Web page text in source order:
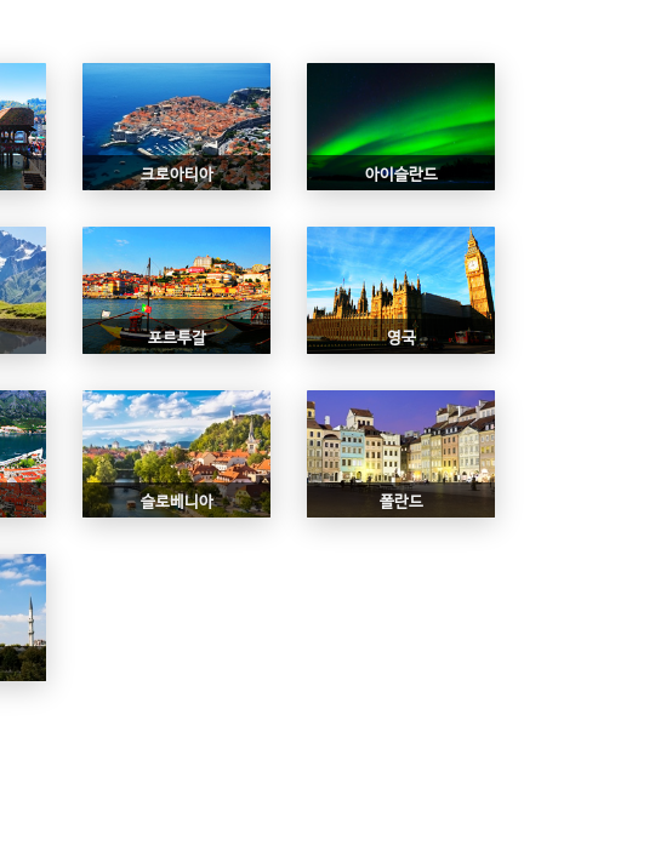
크로아티아 아이슬란드
포르투갈 영국
슬로베니아 폴란드